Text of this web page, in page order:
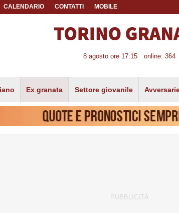
CALENDARIO CONTATTI MOBILE
8 agosto ore 17:15 online: 364
Ex granata Settore giovanile